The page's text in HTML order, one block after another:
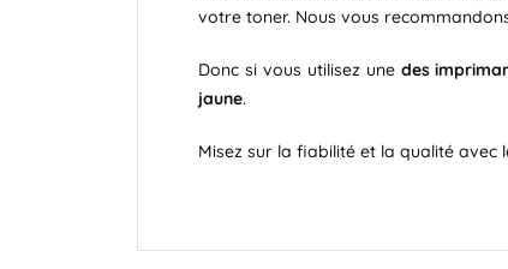
votre toner. Nous vous
Donc si vous utilisez une des
jaune.
Misez sur la fiabilité et la qualité avec